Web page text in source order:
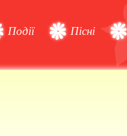
Події Пісні